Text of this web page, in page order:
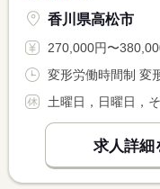
香川県高松市
270,000円〜380,000円 ※フルタイム求人
土曜日，日曜日，
求人詳細